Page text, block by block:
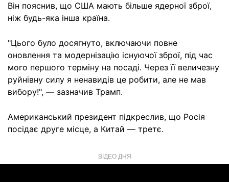
Він пояснив, що США мають більше ядерної зброї,
ніж будь-яка інша країна.
"Цього було досягнуто, включаючи повне
оновлення та модернізацію існуючої зброї, під час
мого першого терміну на посаді. Через її величезну
руйнівну силу я ненавидів це робити, але не мав
вибору!", — зазначив Трамп.
Американський президент підкреслив, що Росія
посідає друге місце, а Китай — третє.
ВІДЕО ДНЯ